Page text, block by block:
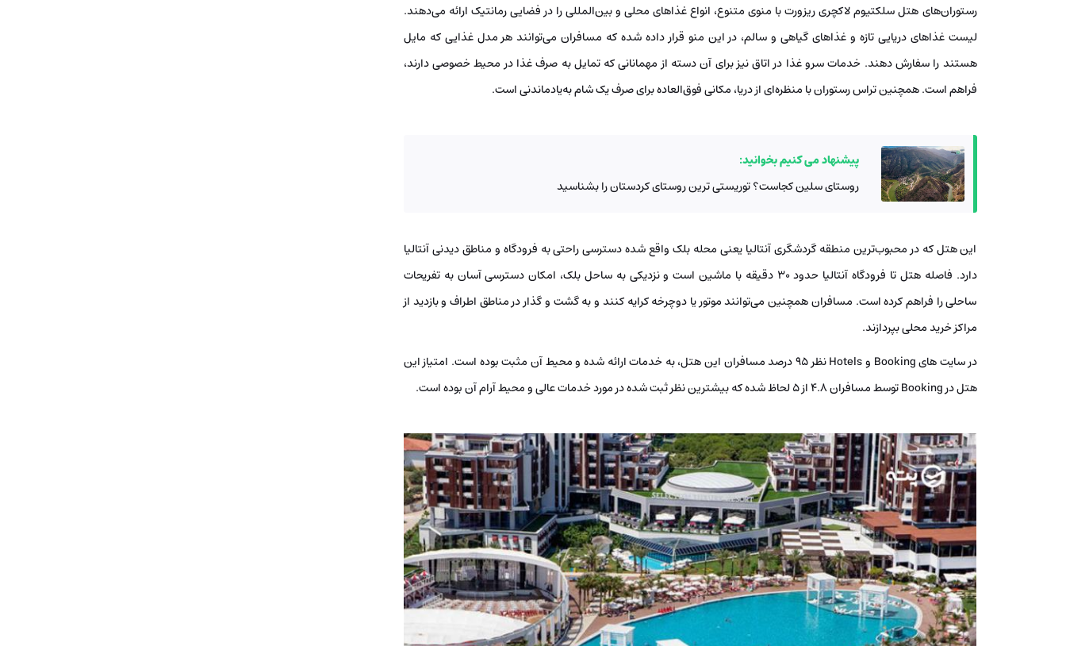
رستوران‌های هتل سلکتیوم لاکچری ریزورت با منوی متنوع، انواع غذاهای محلی و بین‌المللی را در فضایی رمانتیک ارائه می‌دهند.
لیست غذاهای دریایی تازه و غذاهای گیاهی و سالم، در این منو قرار داده شده که مسافران می‌توانند هر مدل غذایی که مایل
هستند را سفارش دهند. خدمات سرو غذا در اتاق نیز برای آن دسته از مهمانانی که تمایل به صرف غذا در محیط خصوصی دارند،
فراهم است. همچنین تراس رستوران با منظره‌ای از دریا، مکانی فوق‌العاده برای صرف یک شام به‌یادماندنی است.
پیشنهاد می کنیم بخوانید:
روستای سلین کجاست؟ توریستی ترین روستای کردستان را بشناسید
این هتل که در محبوب‌ترین منطقه گردشگری آنتالیا یعنی محله بلک واقع شده دسترسی راحتی به فرودگاه و مناطق دیدنی آنتالیا
دارد. فاصله هتل تا فرودگاه آنتالیا حدود ۳۰ دقیقه با ماشین است و نزدیکی به ساحل بلک، امکان دسترسی آسان به تفریحات
ساحلی را فراهم کرده است. مسافران همچنین می‌توانند موتور یا دوچرخه کرایه کنند و به گشت و گذار در مناطق اطراف و بازدید از
مراکز خرید محلی بپردازند.
در سایت های Booking و Hotels نظر ۹۵ درصد مسافران این هتل، به خدمات ارائه شده و محیط آن مثبت بوده است. امتیاز این
هتل در Booking توسط مسافران ۴.۸ از ۵ لحاظ شده که بیشترین نظر ثبت شده در مورد خدمات عالی و محیط آرام آن بوده است.